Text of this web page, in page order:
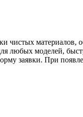
чистых материалов,
любых моделей,
заявки. При